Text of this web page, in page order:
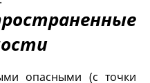
опасными (с точки